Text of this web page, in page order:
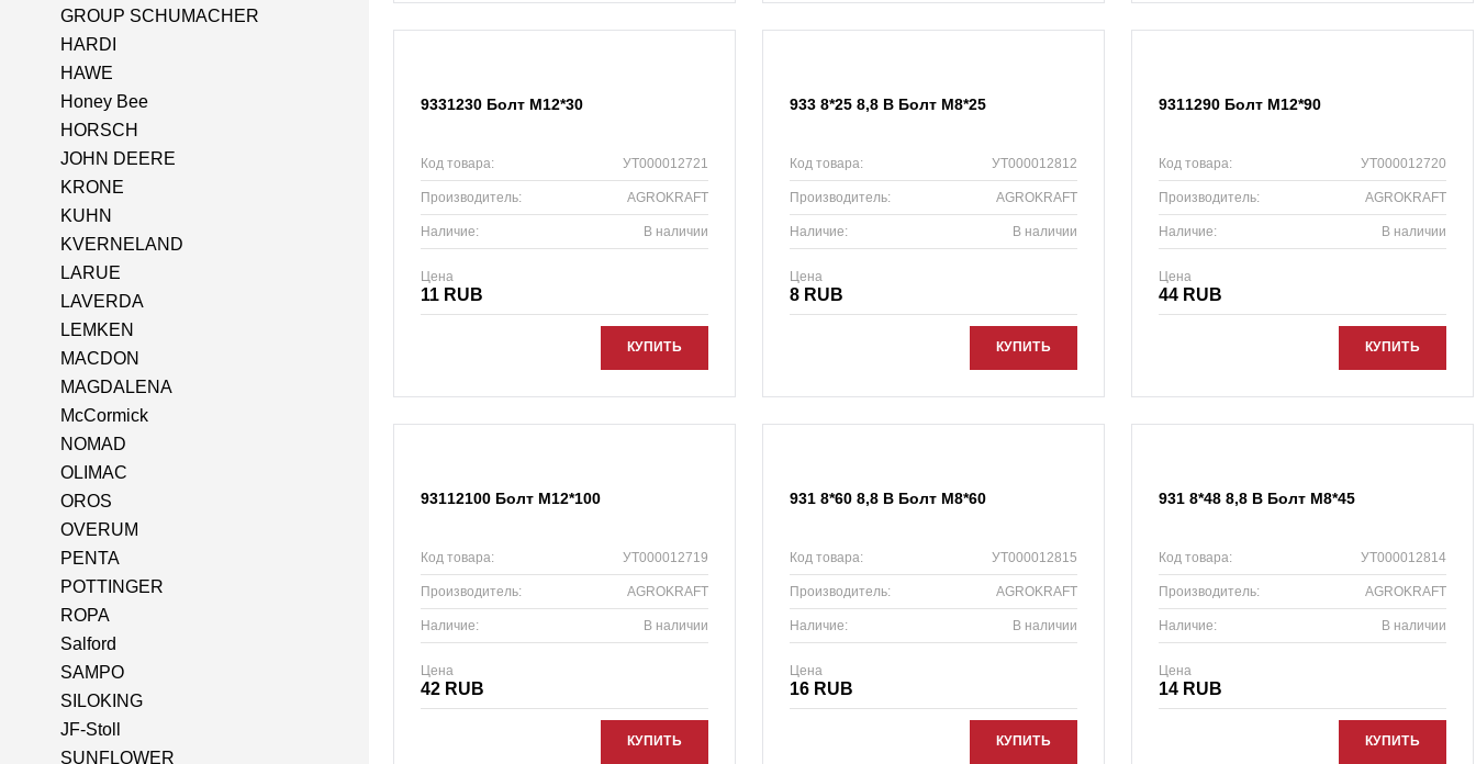
GROUP SCHUMACHER
HARDI
HAWE
Honey Bee
HORSCH
JOHN DEERE
KRONE
KUHN
KVERNELAND
LARUE
LAVERDA
LEMKEN
MACDON
MAGDALENA
McCormick
NOMAD
OLIMAC
OROS
OVERUM
PENTA
POTTINGER
ROPA
Salford
SAMPO
SILOKING
JF-Stoll
SUNFLOWER
9331230 Болт М12*30
Код товара: УТ000012721
Производитель: AGROKRAFT
Наличие: В наличии
Цена
11 RUB
КУПИТЬ
933 8*25 8,8 B Болт М8*25
Код товара: УТ000012812
Производитель: AGROKRAFT
Наличие: В наличии
Цена
8 RUB
КУПИТЬ
9311290 Болт М12*90
Код товара: УТ000012720
Производитель: AGROKRAFT
Наличие: В наличии
Цена
44 RUB
КУПИТЬ
93112100 Болт М12*100
Код товара: УТ000012719
Производитель: AGROKRAFT
Наличие: В наличии
Цена
42 RUB
КУПИТЬ
931 8*60 8,8 B Болт М8*60
Код товара: УТ000012815
Производитель: AGROKRAFT
Наличие: В наличии
Цена
16 RUB
КУПИТЬ
931 8*48 8,8 B Болт М8*45
Код товара: УТ000012814
Производитель: AGROKRAFT
Наличие: В наличии
Цена
14 RUB
КУПИТЬ